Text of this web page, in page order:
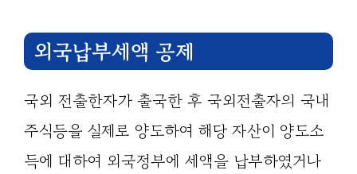
외국납부세액 공제
국외 전출한자가 출국한 후 국외전출자의 국내
주식등을 실제로 양도하여 해당 자산이 양도소
득에 대하여 외국정부에 세액을 납부하였거나